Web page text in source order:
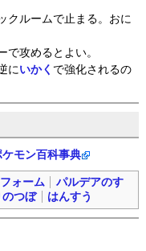
クルームで止まる。おに
で攻めるとよい。
にいかく で強化されるの
モン百科事典
ォーム
パルデアのす
のつぼ はんすう